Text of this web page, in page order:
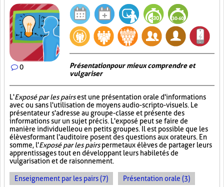
0
Présentation pour mieux comprendre et
vulgariser
L'Exposé par les pairsest une présentation orale d'informations
avec ou sans l'utilisation de moyens audio-scripto-visuels. Le
présentateur s'adresse au groupe-classe et présente des
informations sur un sujet précis. L'exposé peut se faire de
manière individuelle ou en petits groupes. Il est possible que les
élèves formant l'auditoire posent des questions aux orateurs. En
somme, l'Exposé par les pairspermet aux élèves de partager leurs
apprentissages tout en développant leurs habiletés de
vulgarisation et de raisonnement.
Enseignement par les pairs (7) Présentation orale (3)